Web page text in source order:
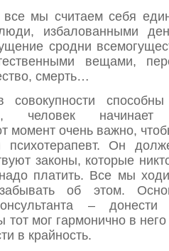
мы считаем себя
избалованными
сродни
вещами,
смерть…
человек начинает
момент очень важно,
психотерапевт. Он
законы, которые
платить. Все мы
об этом.
–
тот мог гармонично в
в крайность.